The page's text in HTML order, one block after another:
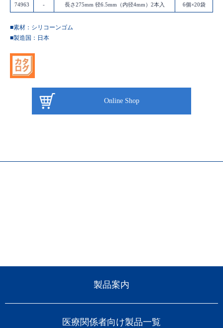
74963 - 長さ275mm 径6.5mm（内径4mm）2本入 6個×20袋
■素材：シリコーンゴム
■製造国： 日本
Online Shop
製品案内
医療関係者向け製品一覧